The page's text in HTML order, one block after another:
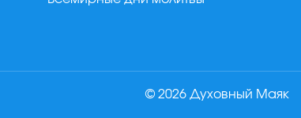
© 2026 Духовный Маяк